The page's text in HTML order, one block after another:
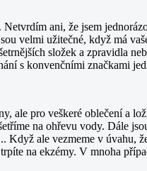
ani, že jsem
velmi užitečné, když má
složek a zpravidla
s konvenčními značkami
ale pro veškeré oblečení a
na ohřevu vody. Dále
ale vezmeme v úvahu,
na ekzémy. V mnoha